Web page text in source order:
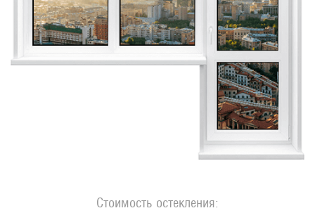
Стоимость остекления: